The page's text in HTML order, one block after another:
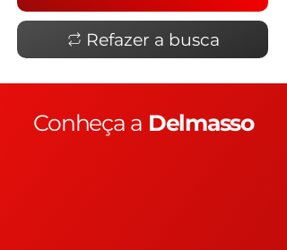
Refazer a busca
Conheça a Delmasso